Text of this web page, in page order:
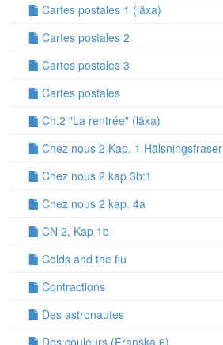
Cartes postales 1 (läxa)
Cartes postales 2
Cartes postales 3
Cartes postales
Ch.2 "La rentrée" (läxa)
Chez nous 2 Kap. 1 Hälsningsfraser
Chez nous 2 kap 3b:1
Chez nous 2 kap. 4a
CN 2, Kap 1b
Colds and the flu
Contractions
Des astronautes
Des couleurs (Franska 6)